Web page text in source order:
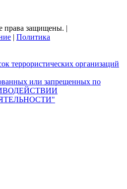
права защищены. |
| Политика
террористических организаций
или запрещенных по